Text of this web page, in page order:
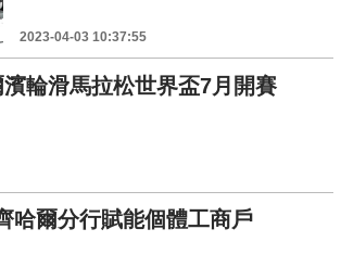
2023-04-03 10:37:55
濱輪滑馬拉松世界盃7月開賽
哈爾分行賦能個體工商戶